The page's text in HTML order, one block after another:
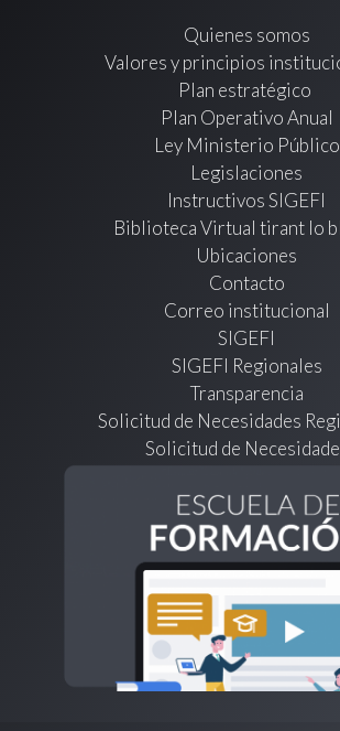
Quienes somos
Valores y principios
Plan estratégico
Plan Operativo Anual
Ley Ministerio Público
Legislaciones
Instructivos SIGEFI
Biblioteca Virtual tirant lo
Ubicaciones
Contacto
Correo institucional
SIGEFI
SIGEFI Regionales
Transparencia
Solicitud de Necesidades
Solicitud de